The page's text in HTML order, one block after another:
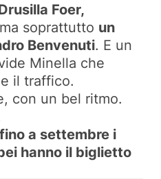
Foer,
soprattutto un
Benvenuti. E un
Minella che
il traffico.
con un bel ritmo.
fino a settembre i
hanno il biglietto